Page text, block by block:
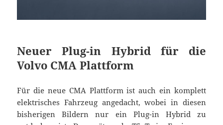
Neuer Plug-in Hybrid für die
Volvo CMA Plattform
Für die neue CMA Plattform ist auch ein komplett
elektrisches Fahrzeug angedacht, wobei in diesen
bisherigen Bildern nur ein Plug-in Hybrid zu